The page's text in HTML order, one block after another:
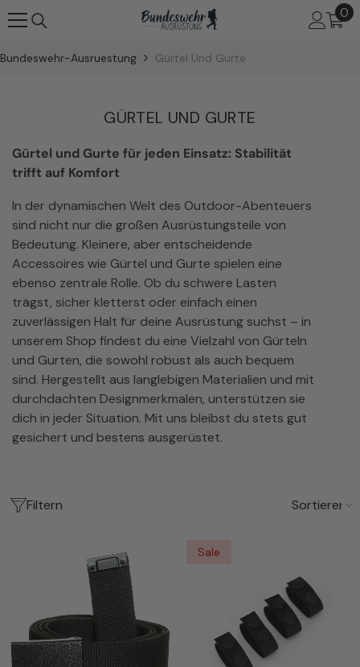
ZUM INHALT SPRINGEN 00
Bundeswehr-Ausruestung Gürtel Und Gurte
GÜRTEL UND GURTE
Gürtel und Gurte für jeden Einsatz: Stabilität
trifft auf Komfort
In der dynamischen Welt des Outdoor-Abenteuers
sind nicht nur die großen Ausrüstungsteile von
Bedeutung. Kleinere, aber entscheidende
Accessoires wie Gürtel und Gurte spielen eine
ebenso zentrale Rolle. Ob du schwere Lasten
trägst, sicher kletterst oder einfach einen
zuverlässigen Halt für deine Ausrüstung suchst – in
unserem Shop findest du eine Vielzahl von Gürteln
und Gurten, die sowohl robust als auch bequem
sind. Hergestellt aus langlebigen Materialien und mit
durchdachten Designmerkmalen, unterstützen sie
dich in jeder Situation. Mit uns bleibst du stets gut
gesichert und bestens ausgerüstet.
Filtern Sortieren
Sale